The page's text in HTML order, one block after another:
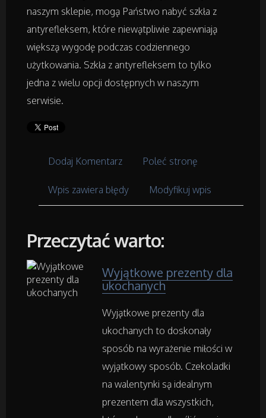
Tłumaczenia
Książki, Czasopisma
Dla Dzieci
Meble
Odzież
Sport
Elektronika, RTV, AGD
Art. Dla Zwierząt
naszym sklepie, mogą Państwo nabyć szkła z
antyrefleksem, które niewątpliwie zapewniają
większą wygodę podczas codziennego
użytkowania. Szkła z antyrefleksem to tylko
jedna z wielu opcji dostępnych w naszym
serwisie.
Dodaj Komentarz Poleć stronę
Wpis zawiera błędy Modyfikuj wpis
Przeczytać warto:
Wyjątkowe prezenty dla
ukochanych
Wyjątkowe prezenty dla
ukochanych to doskonały
sposób na wyrażenie miłości w
wyjątkowy sposób. Czekoladki
na walentynki są idealnym
prezentem dla wszystkich,